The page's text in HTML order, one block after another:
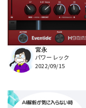
宮永
パワーレック
2022/09/15